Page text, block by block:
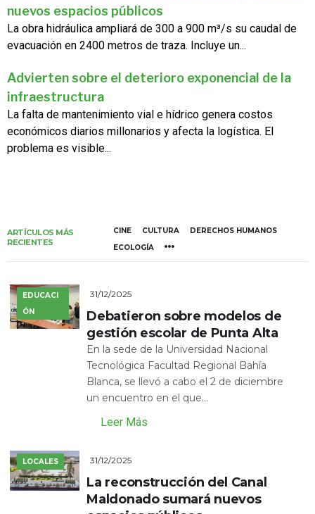
nuevos espacios públicos
La obra hidráulica ampliará de 300 a 900 m³/s su caudal de
evacuación en 2400 metros de traza. Incluye un...
Advierten sobre el deterioro exponencial de la
infraestructura
La falta de mantenimiento vial e hídrico genera costos
económicos diarios millonarios y afecta la logística. El
problema es visible...
ARTÍCULOS MÁS
RECIENTES
CINE CULTURA
DERECHOS HUMANOS
ECOLOGÍA
EDUCACI
ÓN
31/12/2025
Debatieron sobre modelos de
gestión escolar de Punta Alta
En la sede de la Universidad Nacional
Tecnológica Facultad Regional Bahía
Blanca, se llevó a cabo el 2 de diciembre
un encuentro en el que...
Leer Más
LOCALES 31/12/2025
La reconstrucción del Canal
Maldonado sumará nuevos